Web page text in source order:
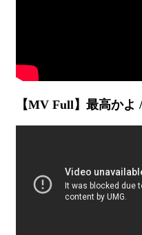
【MV Full】最高か